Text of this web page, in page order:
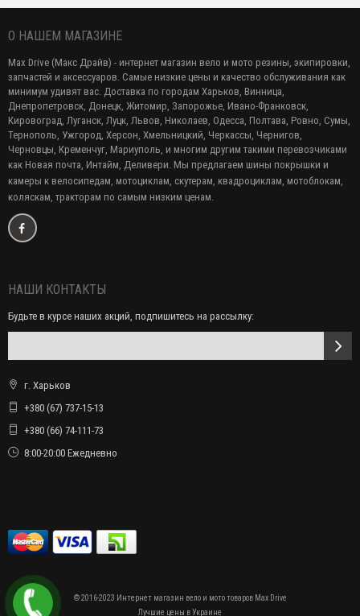
О НАШЕМ МАГАЗИНЕ
Max Drive (Макс Драйв) - интернет магазин вело и мото резины, экипировки,
запчастей и аксессуаров. Самые низкие цены и качество обслуживания как
минимум удивят вас. Доставка по городам Харьков, Винница,
Днепропетровск, Донецк, Житомир, Запорожье, Ивано-Франковск,
Кировоград, Луганск, Луцк, Львов, Николаев, Одесса, Полтава, Ровно, Сумы,
Тернополь, Ужгород, Херсон, Хмельницкий, Черкассы, Чернигов,
Черновцы, Кременчуг, Мариуполь, и многим другим такими перевозчиками
как Новая почта, Интайм, Деливери. Мы предлагаем шины покрышки и
камеры к велосипедам, мотоциклам, скутерам, квадроциклам, мотоблокам,
коляскам, тракторам по самым низким ценам.
НАШИ КОНТАКТЫ
Будьте в курсе наших акций, подпишитесь на рассылку:
г. Харьков
+380 (67) 737-15-13
+380 (66) 74-111-73
8:00-20:00 Ежедневно
© 2016-2023 Интернет магазин вело и мото товаров Max Drive
Лучшие цены в Украине